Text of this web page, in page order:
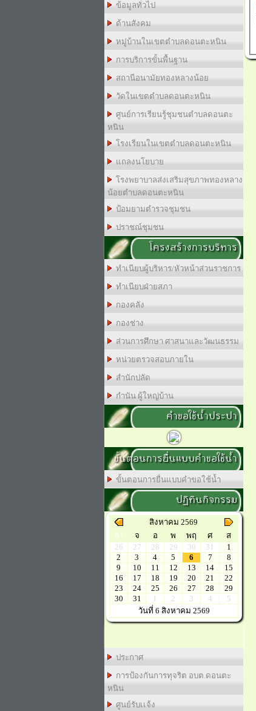
ข้อมูลทั่วไป
ด้านสังคม
หมู่บ้านในเขตตำบลดอนตะหนิน
การบริการขั้นพื้นฐาน
สถานีอนามัยทองหลางน้อย
วัดในเขตตำบลดอนตะหนิน
ศูนย์การเรียนรู้ชุมชนตำบลดอนตะ
หนิน
โรงเรียนในเขตตำบลดอนตะหนิน
แถลงนโยบาย
โรงพยาบาลส่งเสริมสุขภาพทองหลาง
น้อยตำบลดอนตะหนิน
ป้อมยามตำรวจชุมชน
ปราชณ์ชุมชน
โครงสร้างการบริหาร
ทำเนียบผู้บริหาร/หัวหน้าส่วนราชการ
ทำเนียบฝ่ายสภา
กองคลัง
กองช่าง
ส่วนการศึกษา ศาสนาและวัฒนธรรม
หน่วยตรวจสอบภายใน
สำนักปลัด
กำนัน ผู้ใหญ่บ้าน
คำขอใช้น้ำประปา
ขั้นตอนการยื่นแบบคำขอใช้น้ำ
ขั้นตอนการยื่นแบบคำขอใช้น้ำ
ปฏิทินกิจกรรม
สิงหาคม 2569
อา
จ อ พ พฤ ศ
ส
26
27 28 29 30 31
1
2
3 4 5 6 7
8
9
10 11 12 13 14
15
16
17 18 19 20 21
22
23
24 25 26 27 28
29
30
31 1 2 3 4
5
วันที่ 6 สิงหาคม 2569
ประกาศ
การป้องกันการทุจริต อบต.ดอนตะ
หนิน
ศูนย์รับเเจ้ง